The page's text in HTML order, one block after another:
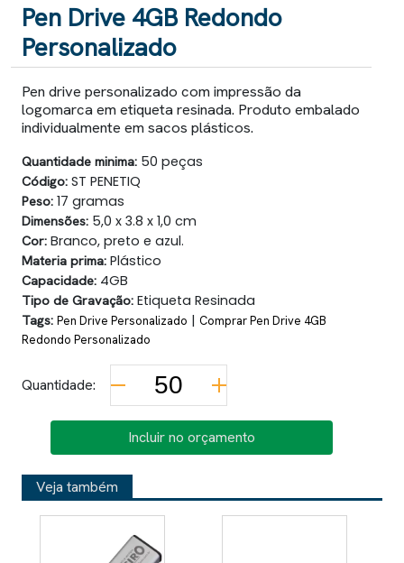
Pen Drive 4GB Redondo
Personalizado
Pen drive personalizado com impressão da
logomarca em etiqueta resinada. Produto embalado
individualmente em sacos plásticos.
Quantidade minima: 50 peças
Código: ST PENETIQ
Peso: 17 gramas
Dimensões: 5,0 x 3.8 x 1,0 cm
Cor: Branco, preto e azul.
Materia prima: Plástico
Capacidade: 4GB
Tipo de Gravação: Etiqueta Resinada
Tags: Pen Drive Personalizado | Comprar Pen Drive 4GB
Redondo Personalizado
Quantidade:
Incluir no orçamento
Veja também